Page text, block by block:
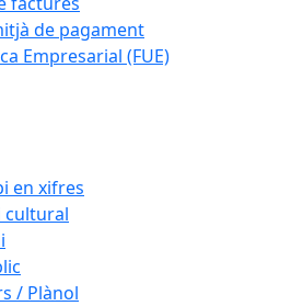
de pagament
Empresarial (FUE)
en xifres
cultural
/ Plànol